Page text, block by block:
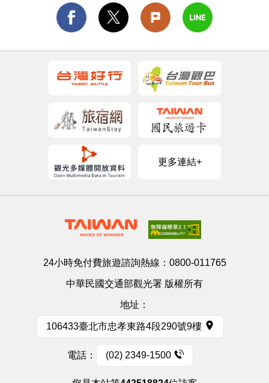
更多連結+
24小時免付費旅遊諮詢熱線： 0800-011765
中華民國交通部觀光署 版權所有
地址：
106433臺北市忠孝東路4段290號9樓
電話： (02) 2349-1500